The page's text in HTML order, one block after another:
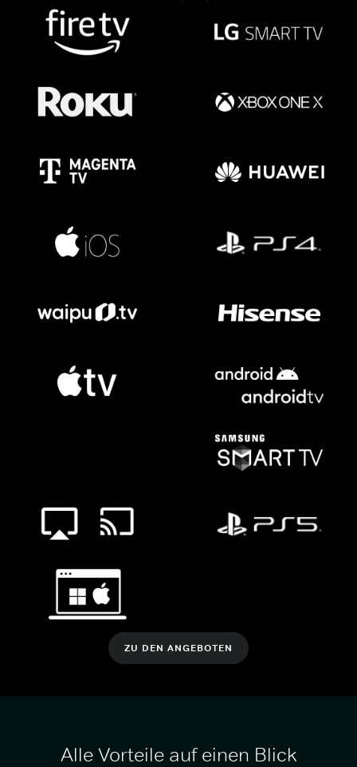
ZU DEN ANGEBOTEN
Alle Vorteile auf einen Blick